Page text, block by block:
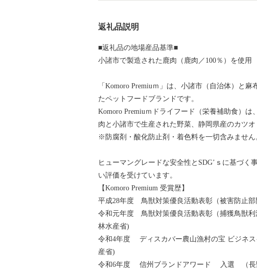
返礼品説明
■返礼品の地場産品基準■
小諸市で製造された鹿肉（鹿肉／100％）を使用
「Komoro Premiuｍ」は、小諸市（自治体）と
たペットフードブランドです。
Komoro Premiuｍドライフード（栄養補助食）
肉と小諸市で生産された野菜、静岡県産のカツオ
※防腐剤・酸化防止剤・着色料を一切含みません
ヒューマングレードな安全性とSDG’ｓに基づく
い評価を受けています。
【Komoro Premium 受賞歴】
平成28年度 鳥獣対策優良活動表彰（被害防止
令和元年度 鳥獣対策優良活動表彰（捕獲鳥
林水産省)
令和4年度 ディスカバー農山漁村の宝 ビジネ
産省)
令和6年度 信州ブランドアワード 入選 （長